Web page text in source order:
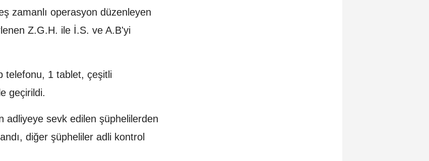
zamanlı operasyon düzenleyen
Z.G.H. ile İ.S. ve A.B'yi
telefonu, 1 tablet, çeşitli
geçirildi.
adliyeye sevk edilen şüphelilerden
diğer şüpheliler adli kontrol